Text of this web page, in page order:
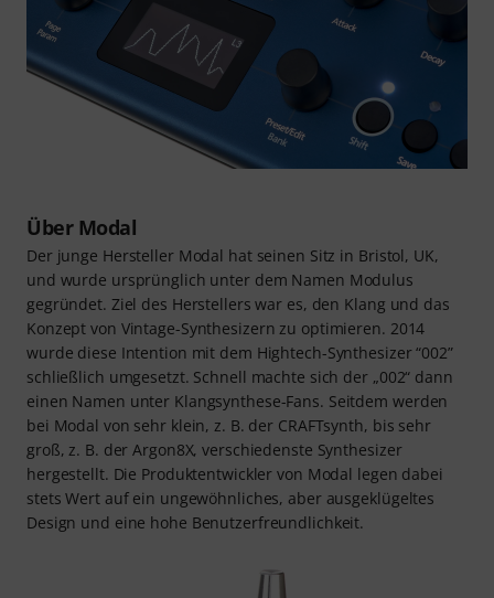
Über Modal
Der junge Hersteller Modal hat seinen Sitz in Bristol, UK,
und wurde ursprünglich unter dem Namen Modulus
gegründet. Ziel des Herstellers war es, den Klang und das
Konzept von Vintage-Synthesizern zu optimieren. 2014
wurde diese Intention mit dem Hightech-Synthesizer “002”
schließlich umgesetzt. Schnell machte sich der „002“ dann
einen Namen unter Klangsynthese-Fans. Seitdem werden
bei Modal von sehr klein, z. B. der CRAFTsynth, bis sehr
groß, z. B. der Argon8X, verschiedenste Synthesizer
hergestellt. Die Produktentwickler von Modal legen dabei
stets Wert auf ein ungewöhnliches, aber ausgeklügeltes
Design und eine hohe Benutzerfreundlichkeit.